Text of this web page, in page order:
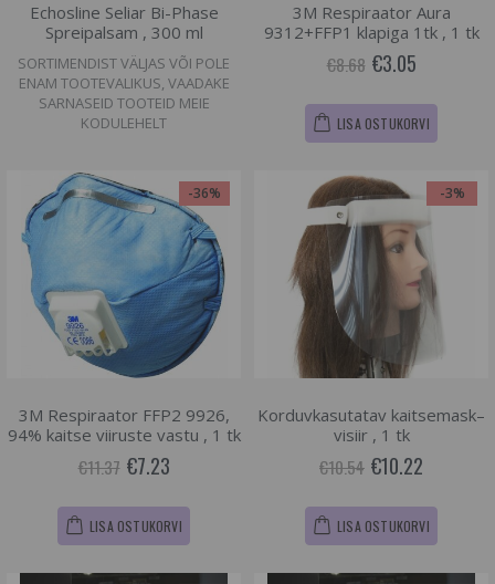
Echosline Seliar Bi-Phase
Spreipalsam , 300 ml
SORTIMENDIST VÄLJAS VÕI POLE
ENAM TOOTEVALIKUS, VAADAKE
SARNASEID TOOTEID MEIE
KODULEHELT
3M Respiraator Aura
9312+FFP1 klapiga 1tk , 1 tk
€8.68 €3.05
LISA OSTUKORVI
-36%
3M Respiraator FFP2 9926,
94% kaitse viiruste vastu , 1 tk
€11.37 €7.23
LISA OSTUKORVI
-3%
Korduvkasutatav kaitsemask–
visiir , 1 tk
€10.54 €10.22
LISA OSTUKORVI